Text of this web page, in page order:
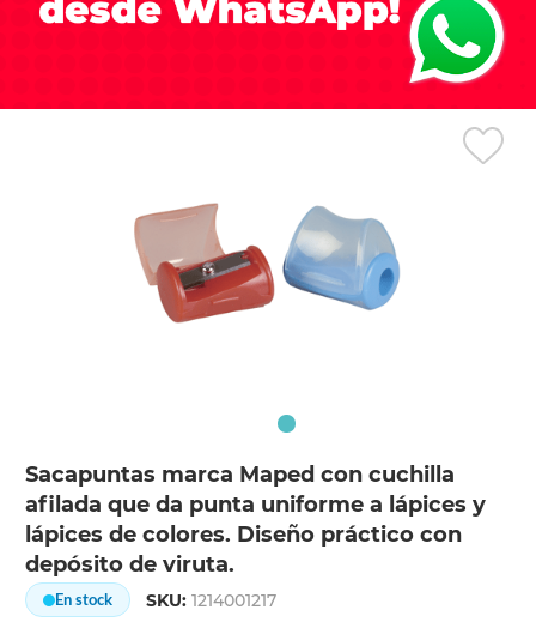
Sacapuntas marca Maped con cuchilla
afilada que da punta uniforme a lápices y
lápices de colores. Diseño práctico con
depósito de viruta.
En stock SKU:1214001217